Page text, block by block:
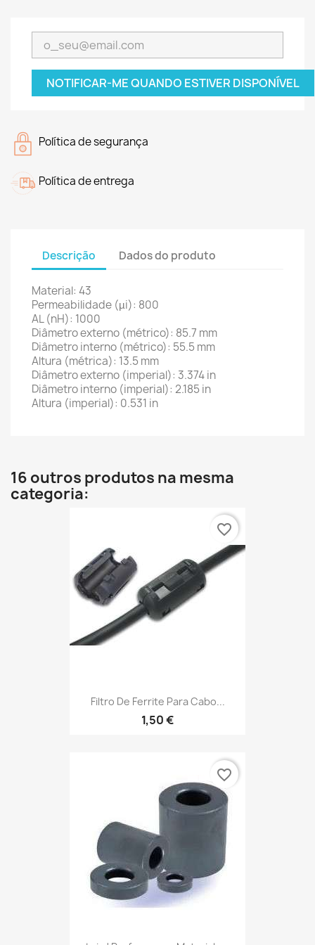
NOTIFICAR-ME QUANDO ESTIVER DISPONÍVEL
Política de segurança
Política de entrega
Descrição Dados do produto
Material: 43
Permeabilidade (µi): 800
AL (nH): 1000
Diâmetro externo (métrico): 85.7 mm
Diâmetro interno (métrico): 55.5 mm
Altura (métrica): 13.5 mm
Diâmetro externo (imperial): 3.374 in
Diâmetro interno (imperial): 2.185 in
Altura (imperial): 0.531 in
16 outros produtos na mesma
categoria:
Filtro De Ferrite Para Cabo...
1,50 €
favorite_border
favorite_border